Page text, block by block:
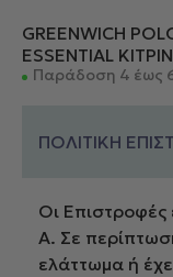
GREENWICH
ESSENTIAL
Παράδοση 4 έως
ΠΟΛΙΤΙΚΗ
Οι Επιστροφές
Α. Σε
ελάττωμα ή